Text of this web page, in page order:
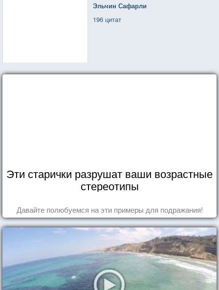
Эльчин Сафарли
196 цитат
Эти старички разрушат ваши возрастные
стереотипы
Давайте полюбуемся на эти примеры для подражания!